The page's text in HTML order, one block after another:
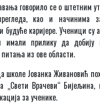
говорило се о штетним
као и начинима
будуће каријере. Ученици су
имали прилику да добију
питања из ове области.
школе Јованка Живановић
„Свети Врачеви“ Бијељина,
за ученике.